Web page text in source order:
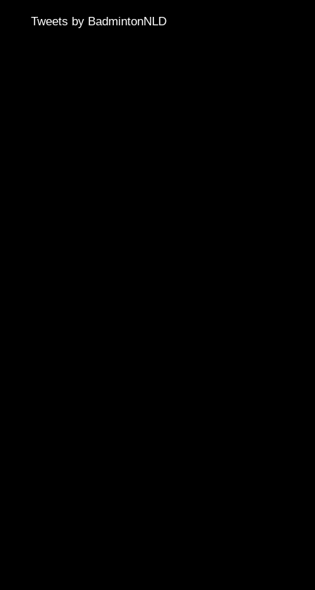
Tweets by BadmintonNLD